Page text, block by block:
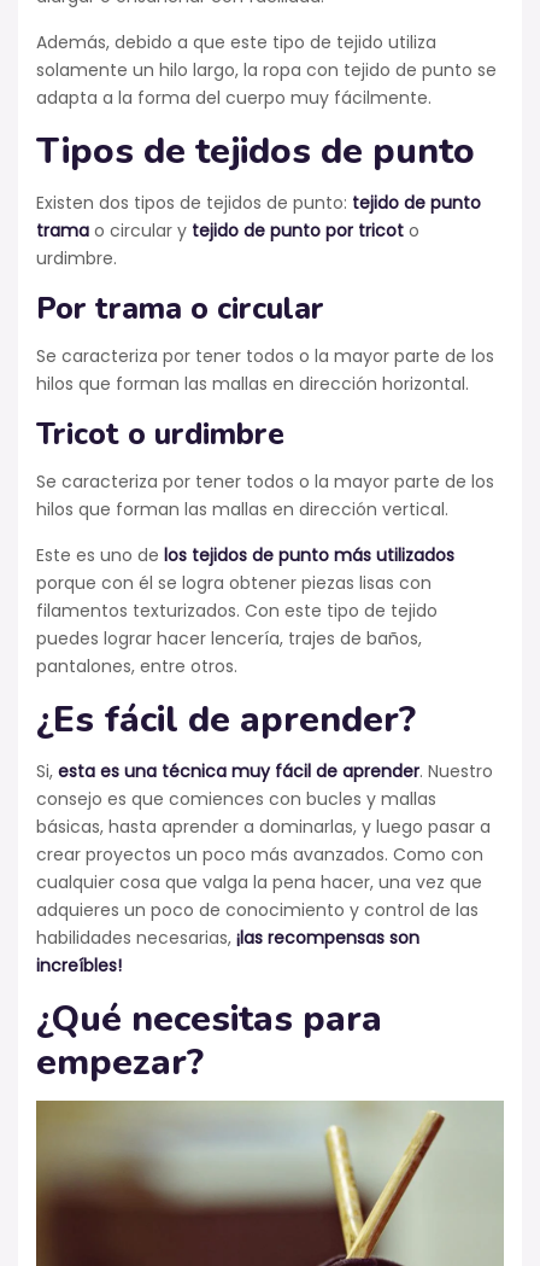
Además, debido a que este tipo de tejido utiliza
solamente un hilo largo, la ropa con tejido de punto se
adapta a la forma del cuerpo muy fácilmente.
Tipos de tejidos de punto
Existen dos tipos de tejidos de punto: tejido de punto
trama o circular y tejido de punto por tricot o
urdimbre.
Por trama o circular
Se caracteriza por tener todos o la mayor parte de los
hilos que forman las mallas en dirección horizontal.
Tricot o urdimbre
Se caracteriza por tener todos o la mayor parte de los
hilos que forman las mallas en dirección vertical.
Este es uno de los tejidos de punto más utilizados
porque con él se logra obtener piezas lisas con
filamentos texturizados. Con este tipo de tejido
puedes lograr hacer lencería, trajes de baños,
pantalones, entre otros.
¿Es fácil de aprender?
Si, esta es una técnica muy fácil de aprender. Nuestro
consejo es que comiences con bucles y mallas
básicas, hasta aprender a dominarlas, y luego pasar a
crear proyectos un poco más avanzados. Como con
cualquier cosa que valga la pena hacer, una vez que
adquieres un poco de conocimiento y control de las
habilidades necesarias, ¡las recompensas son
increíbles!
¿Qué necesitas para
empezar?